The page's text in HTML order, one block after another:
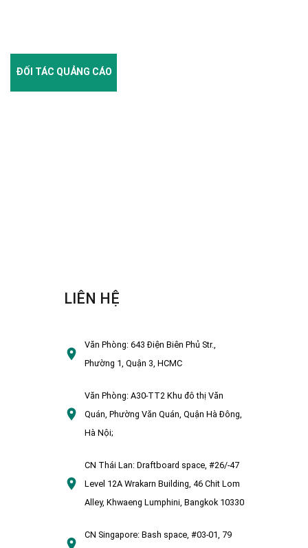
ĐỐI TÁC QUẢNG CÁO
LIÊN HỆ
Văn Phòng:643 Điện Biên Phủ Str.,
Phường 1, Quận 3, HCMC
Văn Phòng:A30-TT2 Khu đô thị Văn
Quán, Phường Văn Quán, Quận Hà Đông,
Hà Nội;
CN Thái Lan: Draftboard space, #26/-47
Level 12A Wrakarn Building, 46 Chit Lom
Alley, Khwaeng Lumphini, Bangkok 10330
CN Singapore: Bash space, #03-01, 79